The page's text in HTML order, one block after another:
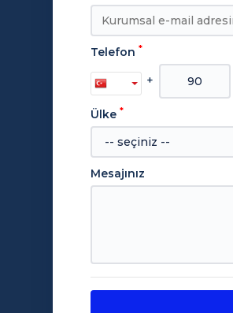
Telefon *
+
Ülke *
Mesajınız